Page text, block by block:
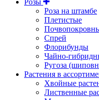
Роза на штамбе
Плетистые
Спрей
Флорибунды
Чайно-
Ругоза
Растения в
Хвойные
Лиственные